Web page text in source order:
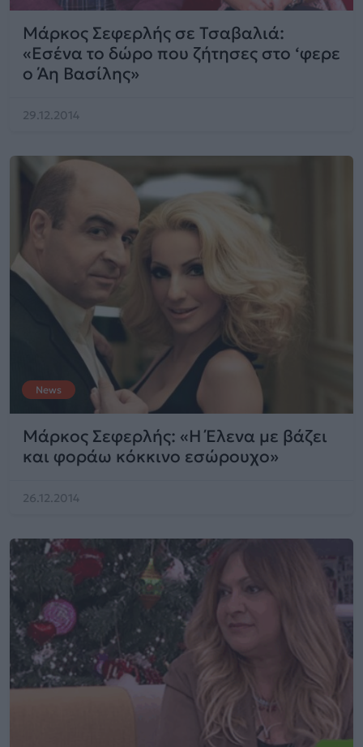
Μάρκος Σεφερλής σε Τσαβαλιά:
«Εσένα το δώρο που ζήτησες στο ‘φερε
ο Άη Βασίλης»
29.12.2014
News
Μάρκος Σεφερλής: «Η Έλενα με βάζει
και φοράω κόκκινο εσώρουχο»
26.12.2014